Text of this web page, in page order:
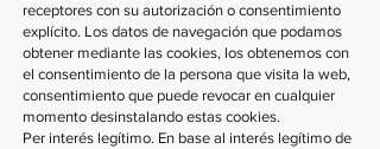
receptores con su autorización o consentimiento
explícito. Los datos de navegación que podamos
obtener mediante las cookies, los obtenemos con
el consentimiento de la persona que visita la web,
consentimiento que puede revocar en cualquier
momento desinstalando estas cookies.
Per interés legítimo. En base al interés legítimo de